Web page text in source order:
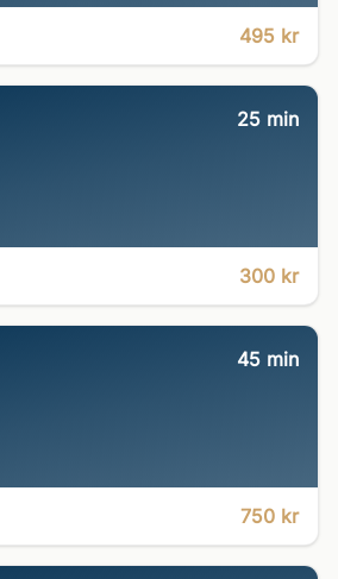
495 kr
25 min
300 kr
45 min
750 kr